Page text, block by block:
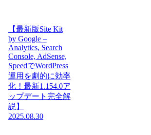
【最新版Site Kit
by Google –
Analytics, Search
Console, AdSense,
SpeedでWordPress
運用を劇的に効率
化！最新1.154.0ア
ップデート完全解
説】
2025.08.30